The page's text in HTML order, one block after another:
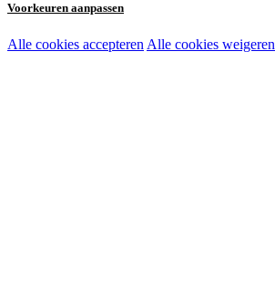
Voorkeuren aanpassen
Noodzakelijke cookies:
Alle cookies accepteren Alle cookies weigeren